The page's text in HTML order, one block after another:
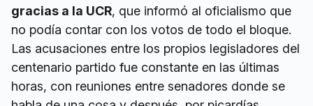
gracias a la UCR, que informó al oficialismo que
no podía contar con los votos de todo el bloque.
Las acusaciones entre los propios legisladores del
centenario partido fue constante en las últimas
horas, con reuniones entre senadores donde se